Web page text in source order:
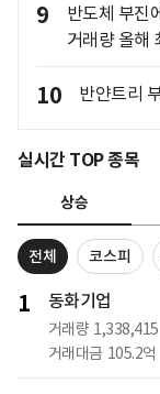
9
반도체 부진
거래량 올해
10 반얀트리
실시간 TOP 종목
상승
전체 코스피
1 동화기업
거래량 1,338,415
거래대금 105.2억